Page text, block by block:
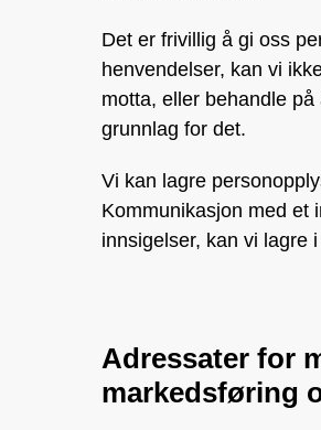
Det er frivillig å gi oss
henvendelser, kan vi
motta, eller behandle
grunnlag for det.
Vi kan lagre
Kommunikasjon med et
innsigelser, kan vi lagre
Adressater for
markedsføring